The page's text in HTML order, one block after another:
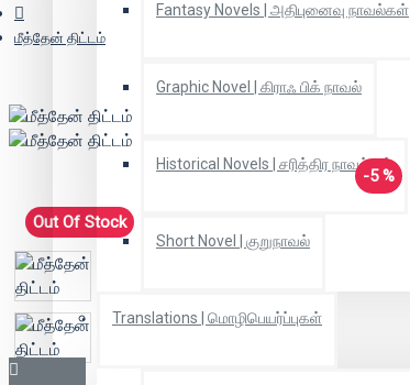
Fantasy Novels | அதிபுனைவு நாவல்கள்
Graphic Novel | கிராஃ பிக் நாவல்
Historical Novels | சரித்திர நாவல்கள்
Short Novel | குறுநாவல்
Translations | மொழிபெயர்ப்புகள்
மீத்தேன் திட்டம்
-5 %
Out Of Stock